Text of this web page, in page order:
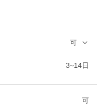
可
3~14日
可